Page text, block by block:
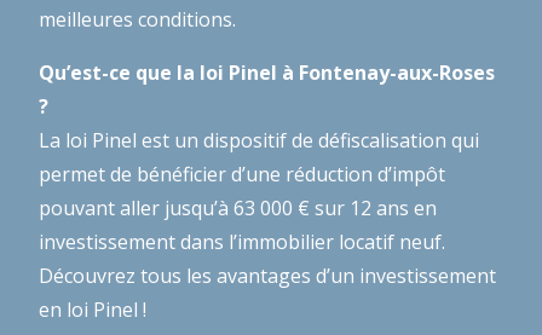
meilleures conditions.
Qu’est-ce que la loi Pinel à Fontenay-aux-Roses
?
La loi Pinel est un dispositif de défiscalisation qui
permet de bénéficier d’une réduction d’impôt
pouvant aller jusqu’à 63 000 € sur 12 ans en
investissement dans l’immobilier locatif neuf.
Découvrez tous les avantages d’un investissement
en loi Pinel !